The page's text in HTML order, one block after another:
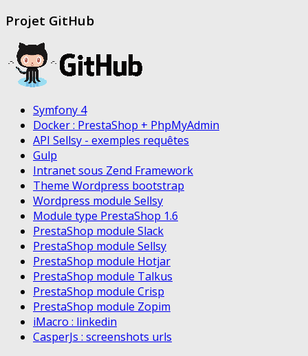
Projet GitHub
Symfony 4
Docker : PrestaShop + PhpMyAdmin
API Sellsy - exemples requêtes
Gulp
Intranet sous Zend Framework
Theme Wordpress bootstrap
Wordpress module Sellsy
Module type PrestaShop 1.6
PrestaShop module Slack
PrestaShop module Sellsy
PrestaShop module Hotjar
PrestaShop module Talkus
PrestaShop module Crisp
PrestaShop module Zopim
iMacro : linkedin
CasperJs : screenshots urls